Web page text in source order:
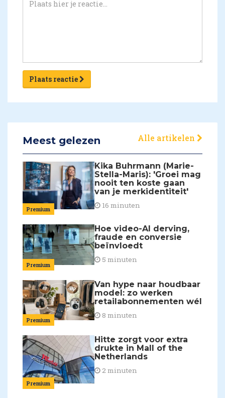
Plaats reactie
Meest gelezen Alle artikelen
Premium
Kika Buhrmann (Marie-
Stella-Maris): 'Groei mag
nooit ten koste gaan
van je merkidentiteit'
16 minuten
Premium
Hoe video-AI derving,
fraude en conversie
beïnvloedt
5 minuten
Premium
Van hype naar houdbaar
model: zo werken
retailabonnementen wél
8 minuten
Premium
Hitte zorgt voor extra
drukte in Mall of the
Netherlands
2 minuten